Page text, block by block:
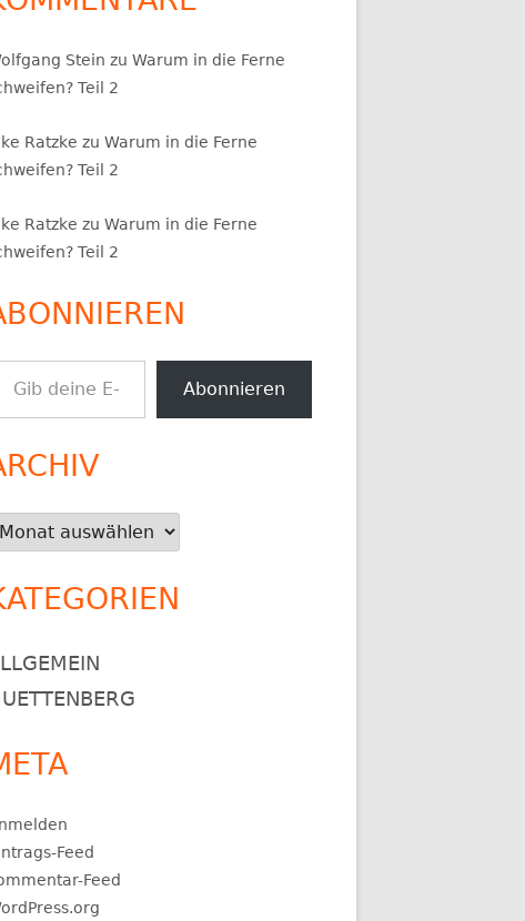
Stein zuWarum in die Ferne
Teil 2
Ratzke zuWarum in die Ferne
Teil 2
Ratzke zuWarum in die Ferne
Teil 2
Mail-Adresse ein ...
Abonnieren
Feed
Feed